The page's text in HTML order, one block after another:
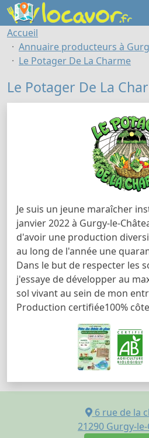
Accueil
Annuaire producteurs à
Le Potager De La Charme
Le Potager De La
Je suis un jeune maraîcher
janvier 2022 à Gurgy-le-
d'avoir une production
au long de l'année une
Dans le but de respecter les
j'essaye de développer au
sol vivant au sein de mon
Production certifiée100%
6 rue de la
21290 Gurgy-